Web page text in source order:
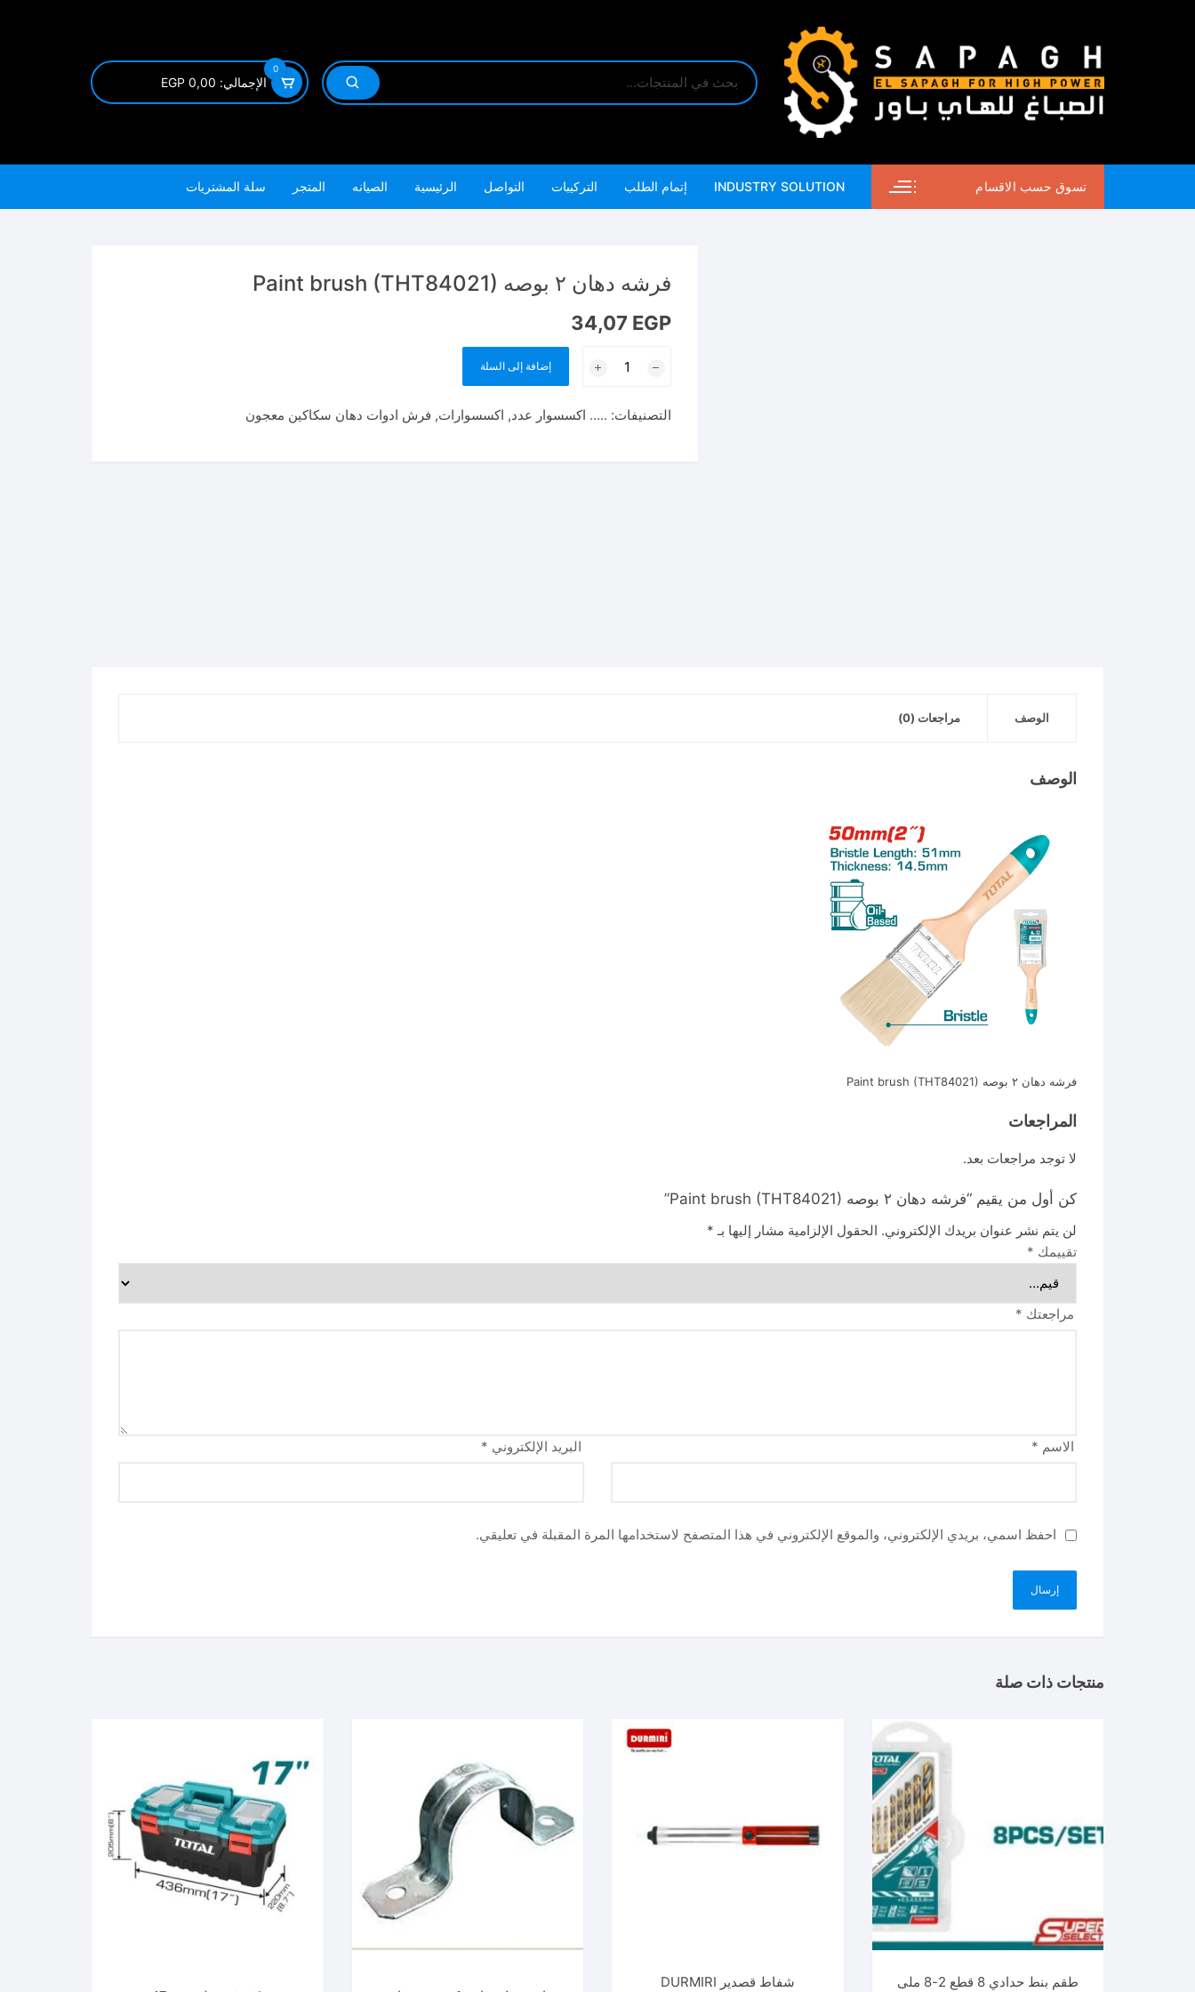
0
الإجمالي: 0,00
EGP
تسوق حسب الاقسام INDUSTRY SOLUTION إتمام الطلب التركيبات التواصل الرئيسية الصيانه المتجر سلة المشتريات
فرشه دهان ٢ بوصه Paint brush (THT84021)
34,07 EGP
٢
إضافة إلى السلة
التصنيفات: ..... اكسسوار عدد, اكسسوارات, فرش ادوات دهان سكاكين معجون
الوصف مراجعات (0)
الوصف
فرشه دهان ٢ بوصه Paint brush (THT84021)
المراجعات
لا توجد مراجعات بعد.
كن أول من يقيم “فرشه دهان ٢ بوصه Paint brush (THT84021)”
لن يتم نشر عنوان بريدك الإلكتروني. الحقول الإلزامية مشار إليها بـ *
تقييمك *
مراجعتك *
الاسم * البريد الإلكتروني *
احفظ اسمي، بريدي الإلكتروني، والموقع الإلكتروني في هذا المتصفح لاستخدامها المرة المقبلة في تعليقي.
منتجات ذات صلة
طقم بنط حدادي 8 قطع 2-8 ملى
شفاط قصدير DURMIRI